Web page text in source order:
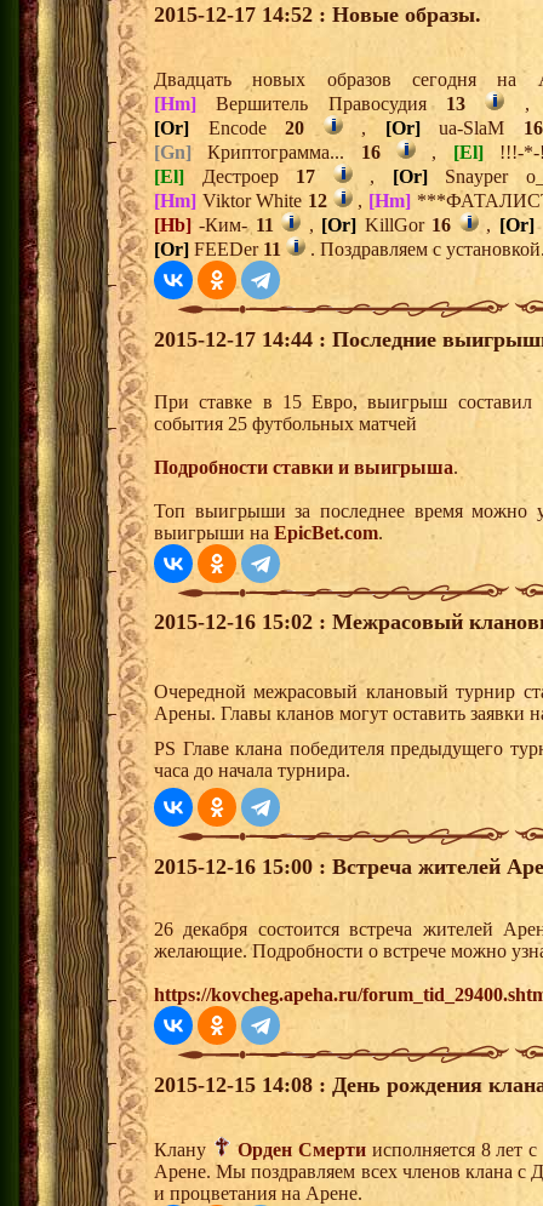
2015-12-17 14:52 : Новые образы.
Двадцать новых образов сегодня
[Hm] Вершитель Правосудия 13
[Or] Encode 20 , [Or]ua-SlaM 16
[Gn] Криптограмма... 16 , [El]!!!-
[El] Дестроер 17 , [Or]Snayper
[Hm] Viktor White 12 , [Hm]
[Hb] -Ким- 11 , [Or] KillGor 16 , [Or]
[Or] FEEDer 11 . Поздравляем с
2015-12-17 14:44 : Последние
При ставке в 15 Евро, выигрыш составил
события 25 футбольных матчей
Подробности ставки и выигрыша.
Топ выигрыши за последнее время можно
выигрыши на EpicBet.com.
2015-12-16 15:02 : Межрасовый
Очередной межрасовый клановый турнир
Арены. Главы кланов могут оставить заявки
PS Главе клана победителя предыдущего
часа до начала турнира.
2015-12-16 15:00 : Встреча жителей
26 декабря состоится встреча жителей
желающие. Подробности о встрече можно
https://kovcheg.apeha.ru/
2015-12-15 14:08 : День рождения
Клану Орден Смертиисполняется 8 лет
Арене. Мы поздравляем всех членов клана с
и процветания на Арене.